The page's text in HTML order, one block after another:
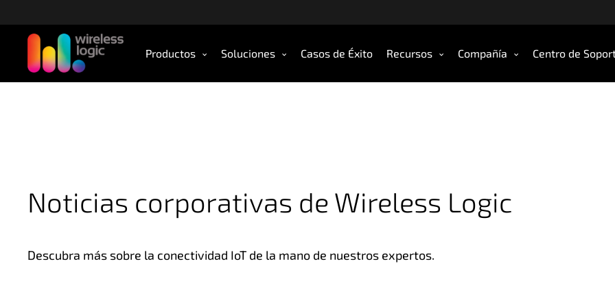
k
Productos Soluciones Casos de Éxito Recursos Compañía Centro de
Noticias corporativas de Wireless Logic
Descubra más sobre la conectividad IoT de la mano de nuestros expertos.